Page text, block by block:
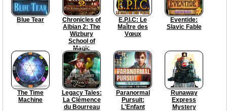
Blue Tear
Chronicles of
Albian 2: The
Wizbury
School of
Magic
E.P.I.C: Le
Maître des
Vœux
Eventide:
Slavic Fable
The Time
Machine
Legacy Tales:
La Clémence
du Bourreau
Paranormal
Pursuit:
L'Enfant
Runaway
Express
Mystery